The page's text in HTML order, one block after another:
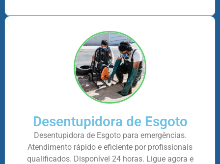
Desentupidora de Esgoto
Desentupidora de Esgoto para emergências.
Atendimento rápido e eficiente por profissionais
qualificados. Disponível 24 horas. Ligue agora e